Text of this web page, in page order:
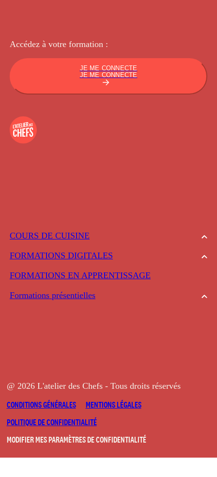
COURS DE CUISINE
FORMATIONS DIGITALES
FORMATIONS EN APPRENTISSAGE
Formations présentielles
Accédez à votre formation :
JE ME CONNECTE
JE ME CONNECTE
@ 2026 L'atelier des Chefs - Tous droits réservés
CONDITIONS GÉNÉRALES
MENTIONS LÉGALES
POLITIQUE DE CONFIDENTIALITÉ
MODIFIER MES PARAMÈTRES DE CONFIDENTIALITÉ